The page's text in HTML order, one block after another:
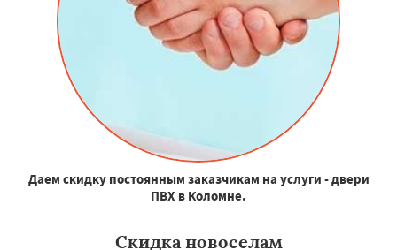
Даем скидку постоянным заказчикам на услуги - двери
ПВХ в Коломне.
Скидка новоселам